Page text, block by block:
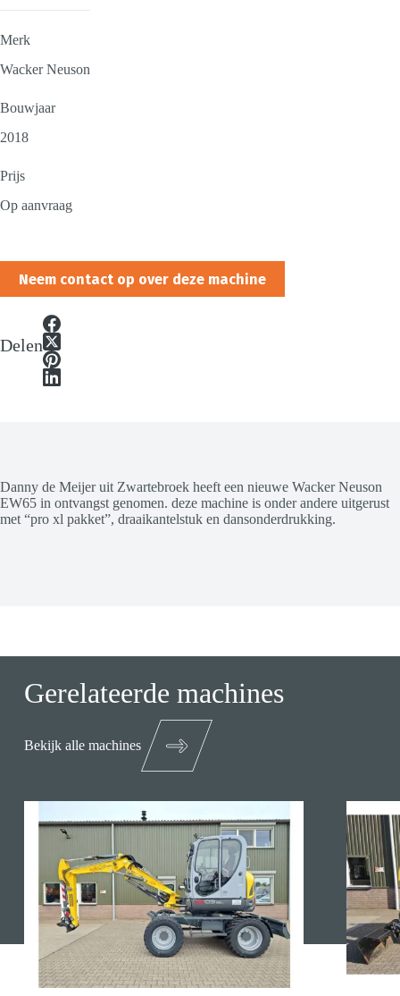
Merk
Wacker Neuson
Bouwjaar
2018
Prijs
Op aanvraag
Neem contact op over deze machine
Delen
Danny de Meijer uit Zwartebroek heeft een nieuwe Wacker Neuson
EW65 in ontvangst genomen. deze machine is onder andere uitgerust
met “pro xl pakket”, draaikantelstuk en dansonderdrukking.
Gerelateerde machines
Bekijk alle machines